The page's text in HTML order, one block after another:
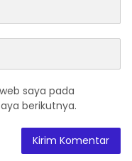
saya pada
berikutnya.